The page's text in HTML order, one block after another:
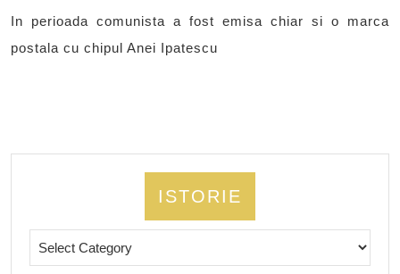
In perioada comunista a fost emisa chiar si o marca
postala cu chipul Anei Ipatescu
ISTORIE